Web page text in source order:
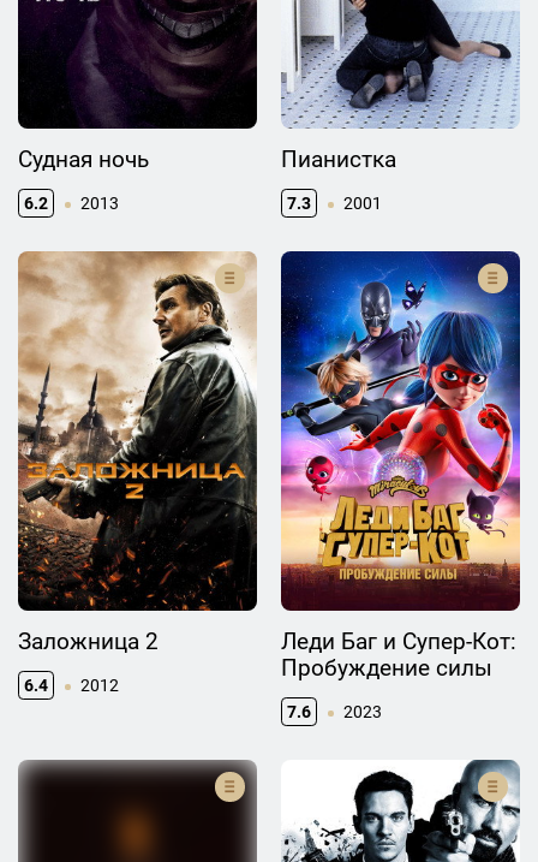
Судная ночь
6.2 2013
Пианистка
7.3 2001
Заложница 2
6.4 2012
Леди Баг и Супер-Кот:
Пробуждение силы
7.6 2023